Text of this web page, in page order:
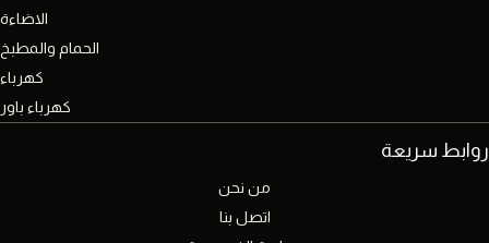
الاضاءة
الحمام والمطبخ
كهرباء
كهرباء باور
روابط سريعة
من نحن
اتصل بنا